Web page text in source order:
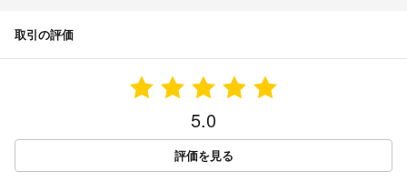
取引の評価
5.0
評価を見る